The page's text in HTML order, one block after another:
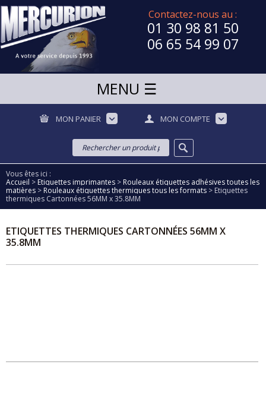
Contactez-nous au :
01 30 98 81 50
06 65 54 99 07
MON PANIER MON COMPTE
Vous êtes ici :
Accueil > Etiquettes imprimantes > Rouleaux étiquettes adhésives toutes les
matières > Rouleaux étiquettes thermiques tous les formats > Etiquettes
thermiques Cartonnées 56MM x 35.8MM
ETIQUETTES THERMIQUES CARTONNÉES 56MM X
35.8MM